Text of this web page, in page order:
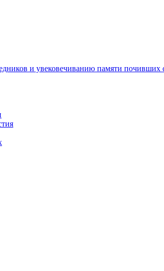
и увековечиванию памяти почивших